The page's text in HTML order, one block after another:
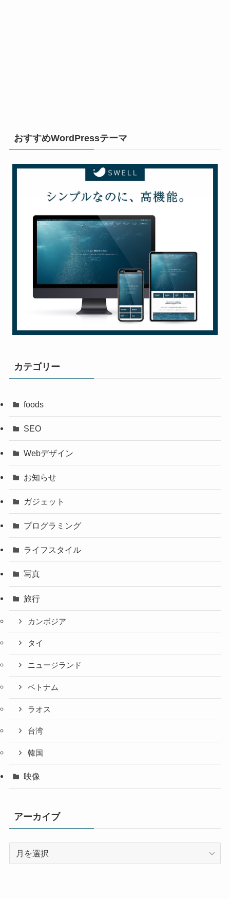
おすすめWordPressテーマ
カテゴリー
foods
SEO
Webデザイン
お知らせ
ガジェット
プログラミング
ライフスタイル
写真
旅行
カンボジア
タイ
ニュージランド
ベトナム
ラオス
台湾
韓国
映像
アーカイブ